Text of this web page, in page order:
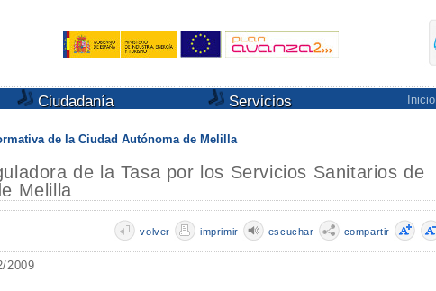
Ciudadanía Servicios Inicio
de la Ciudad Autónoma de Melilla
de la Tasa por los Servicios Sanitarios de
Melilla
compartir
escuchar
imprimir
volver
2009